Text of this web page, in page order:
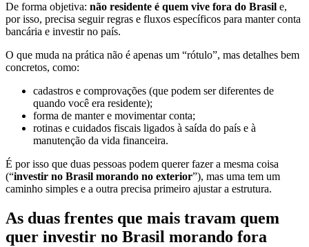
De forma objetiva: não residente é quem vive fora do Brasil e,
por isso, precisa seguir regras e fluxos específicos para manter conta
bancária e investir no país.
O que muda na prática não é apenas um “rótulo”, mas detalhes bem
concretos, como:
cadastros e comprovações (que podem ser diferentes de
quando você era residente);
forma de manter e movimentar conta;
rotinas e cuidados fiscais ligados à saída do país e à
manutenção da vida financeira.
É por isso que duas pessoas podem querer fazer a mesma coisa
(“investir no Brasil morando no exterior”), mas uma tem um
caminho simples e a outra precisa primeiro ajustar a estrutura.
As duas frentes que mais travam quem
quer investir no Brasil morando fora